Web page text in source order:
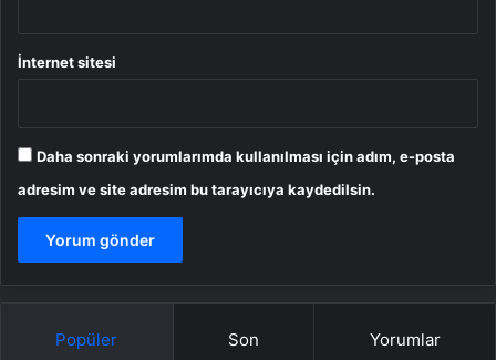
İnternet sitesi
Daha sonraki yorumlarımda kullanılması için adım, e-posta
adresim ve site adresim bu tarayıcıya kaydedilsin.
Popüler Son Yorumlar